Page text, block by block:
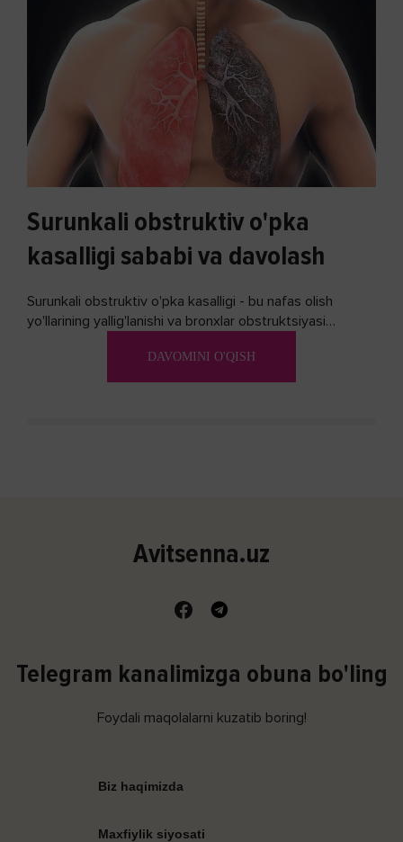
Surunkali obstruktiv o'pka
kasalligi sababi va davolash
Surunkali obstruktiv o'pka kasalligi - bu nafas olish
yo'llarining yallig'lanishi va bronxlar obstruktsiyasi
DAVOMINI O'QISH
Avitsenna.uz
Telegram kanalimizga obuna bo'ling
Foydali maqolalarni kuzatib boring!
Biz haqimizda
Maxfiylik siyosati